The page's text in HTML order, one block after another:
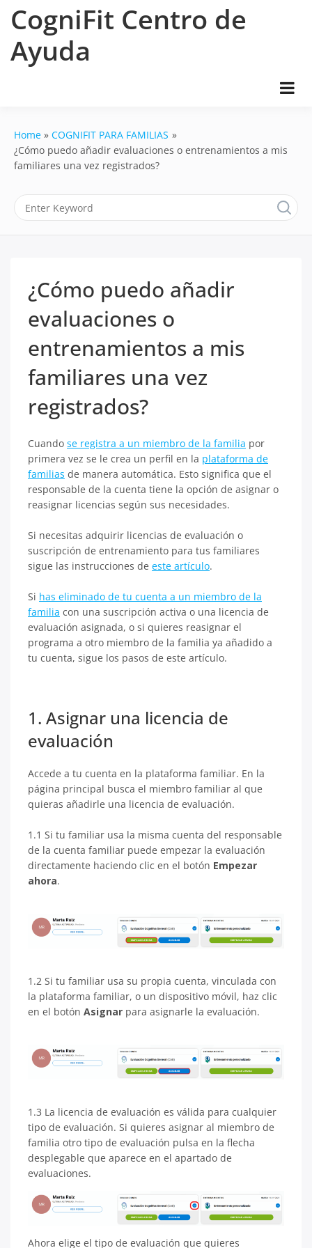
CogniFit Centro de
Ayuda
Home
COGNIFIT PARA FAMILIAS
¿Cómo puedo añadir evaluaciones o entrenamientos a mis
familiares una vez registrados?
¿Cómo puedo añadir
evaluaciones o
entrenamientos a mis
familiares una vez
registrados?
Cuando se registra a un miembro de la familia por
primera vez se le crea un perfil en la plataforma de
familias de manera automática. Esto significa que el
responsable de la cuenta tiene la opción de asignar o
reasignar licencias según sus necesidades.
Si necesitas adquirir licencias de evaluación o
suscripción de entrenamiento para tus familiares
sigue las instrucciones de este artículo.
Si has eliminado de tu cuenta a un miembro de la
familia con una suscripción activa o una licencia de
evaluación asignada, o si quieres reasignar el
programa a otro miembro de la familia ya añadido a
tu cuenta, sigue los pasos de este artículo.
1. Asignar una licencia de
evaluación
Accede a tu cuenta en la plataforma familiar. En la
página principal busсa el miembro familiar al que
quieras añadirle una licencia de evaluación.
1.1 Si tu familiar usa la misma cuenta del responsable
de la cuenta familiar puede empezar la evaluación
directamente haciendo clic en el botón Empezar
ahora.
1.2 Si tu familiar usa su propia cuenta, vinculada con
la plataforma familiar, o un dispositivo móvil, haz clic
en el botón Asignar para asignarle la evaluación.
1.3 La licencia de evaluación es válida para cualquier
tipo de evaluación. Si quieres asignar al miembro de
familia otro tipo de evaluación pulsa en la flecha
desplegable que aparece en el apartado de
evaluaciones.
Ahora elige el tipo de evaluación que quieres